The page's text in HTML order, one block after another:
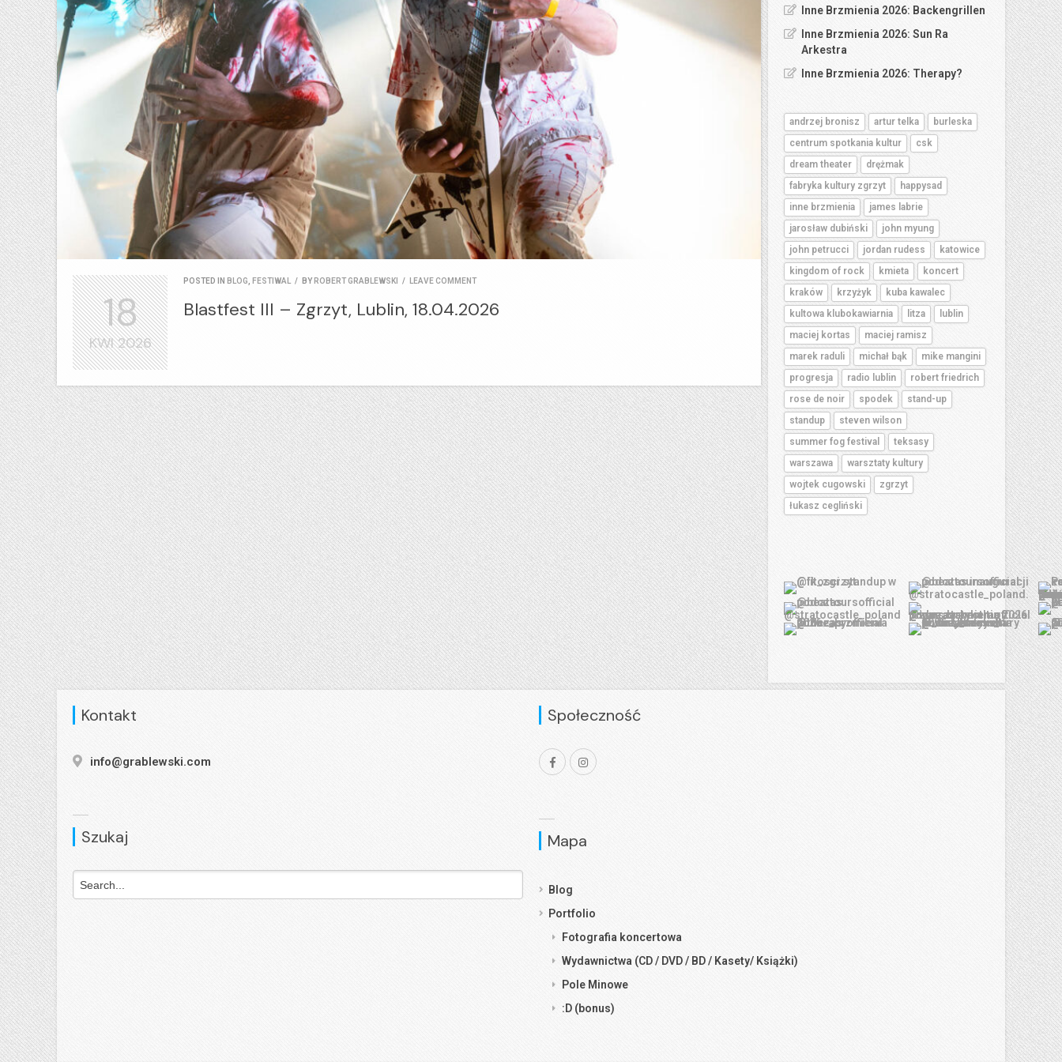
POSTED IN BLOG FESTIWAL / BY ROBERT GRABLEWSKI / LEAVE COMMENT
Blastfest III – Zgrzyt, Lublin, 18.04.2026
18
KWI2026
Inne Brzmienia 2026: Backengrillen
Inne Brzmienia 2026: Sun Ra
Arkestra
Inne Brzmienia 2026: Therapy?
andrzej bronisz artur telka
burleska
centrum spotkania kultur
csk
dream theater
drężmak
fabryka kultury zgrzyt
happysad
inne brzmienia
james labrie
jarosław dubiński
john myung
john petrucci
jordan rudess
katowice
kingdom of rock
kmieta
koncert
kraków
krzyżyk
kuba kawalec
kultowa klubokawiarnia
litza
lublin
maciej kortas
maciej ramisz
marek raduli
michał bąk
mike mangini
progresja
radio lublin
robert friedrich
rose de noir
spodek
stand-up
standup
steven wilson
summer fog festival
teksasy
warszawa
warsztaty kultury
wojtek cugowski
zgrzyt
łukasz cegliński
Kontakt
info@grablewski.com
Szukaj
Społeczność
Mapa
Blog
Portfolio
Fotografia koncertowa
Wydawnictwa (CD / DVD / BD / Kasety/ Książki)
Pole Minowe
:D (bonus)